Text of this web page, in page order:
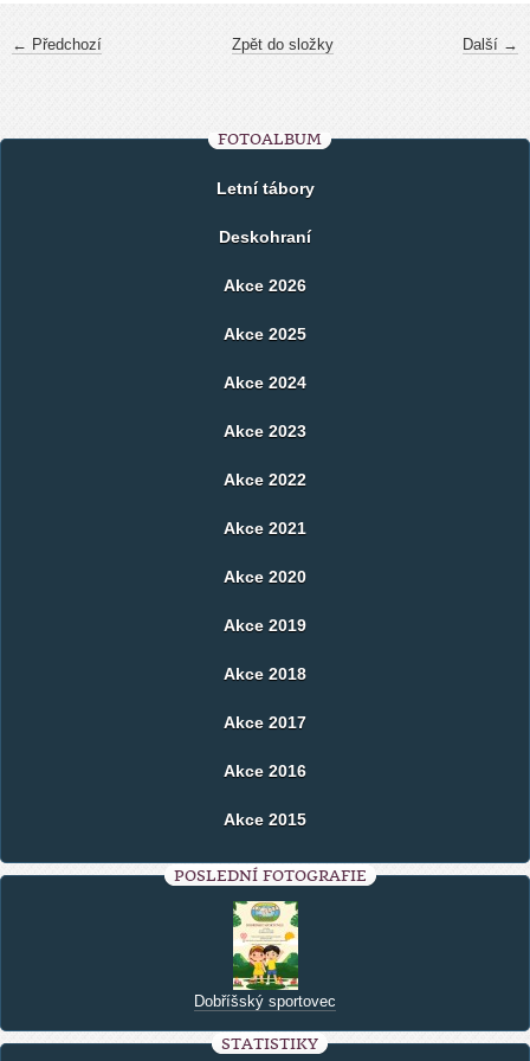
← Předchozí Další →
Zpět do složky
FOTOALBUM
Letní tábory
Deskohraní
Akce 2026
Akce 2025
Akce 2024
Akce 2023
Akce 2022
Akce 2021
Akce 2020
Akce 2019
Akce 2018
Akce 2017
Akce 2016
Akce 2015
POSLEDNÍ FOTOGRAFIE
Dobříšský sportovec
STATISTIKY